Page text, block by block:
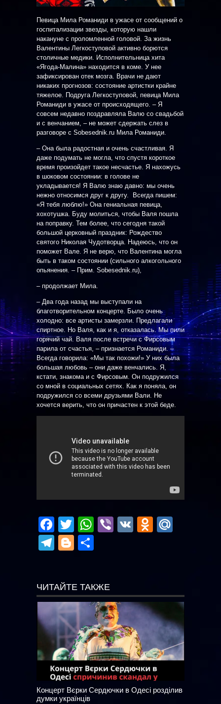
Певица Мила Романиди в ужасе от сообщений о
госпитализации звезды, которую нашли
накануне с проломленной головой. За жизнь
Валентины Легкоступовой активно борются
столичные медики. Исполнительница хита
«Ягода-Малина» находится в коме. У нее
зафиксирован отек мозга. Врачи не дают
никаких прогнозов: состояние артистки крайне
тяжелое. Подруга Легкоступовой, певица Мила
Романиди в ужасе от происходящего. – Я
совсем недавно поздравляла Валю со свадьбой
и с венчанием, – не может сдержать слез в
разговоре с Sobesednik.ru Мила Романиди.
– Она была радостная и очень счастливая. Я
даже подумать не могла, что спустя короткое
время произойдет такое несчастье. Я нахожусь
в шоковом состоянии: в голове не
укладывается! Я Валю знаю давно: мы очень
нежно относимся друг к другу. Всегда пишем:
«Я тебя люблю!» Она гениальная певица,
хохотушка. Буду молиться, чтобы Валя пошла
на поправку. Тем более, что сегодня такой
большой церковный праздник: Рождество
святого Николая Чудотворца. Надеюсь, что он
поможет Вале. Я не верю, что Валентина могла
быть в таком состоянии (сильного алкогольного
опьянения. – Прим. Sobesednik.ru),
– продолжает Мила.
– Два года назад мы выступали на
благотворительном концерте. Было очень
холодно: все артисты замерзли. Предлагали
спиртное. Но Валя, как и я, отказалась. Мы пили
горячий чай. Валя после встречи с Фирсовым
парила от счастья, – признается Романиди. –
Всегда говорила: «Мы так похожи!» У них была
большая любовь – они даже венчались. Я,
кстати, знакома и с Фирсовым. Он подружился
со мной в социальных сетях. Как я поняла, он
подружился со всеми друзьями Вали. Не
хочется верить, что он причастен к этой беде.
Facebook
Twitter
WhatsApp
Viber
VK
Telegram
Blogger
ЧИТАЙТЕ ТАКЖЕ
Концерт Вєрки Сердючки в Одесі розділив
думки українців